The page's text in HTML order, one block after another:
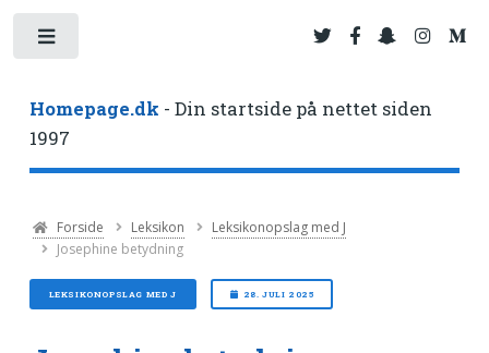
Homepage.dk - Din startside på nettet siden
1997
Forside Leksikon
Leksikonopslag med J
Josephine betydning
LEKSIKONOPSLAG MED J 28. JULI 2025